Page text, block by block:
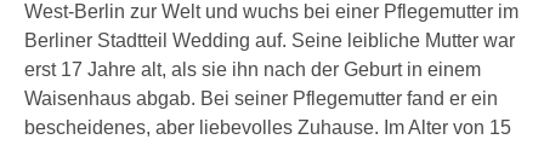
West-Berlin zur Welt und wuchs bei einer Pflegemutter im
Berliner Stadtteil Wedding auf. Seine leibliche Mutter war
erst 17 Jahre alt, als sie ihn nach der Geburt in einem
Waisenhaus abgab. Bei seiner Pflegemutter fand er ein
bescheidenes, aber liebevolles Zuhause. Im Alter von 15